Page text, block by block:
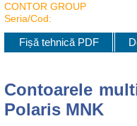
CONTOR GROUP
Seria/Cod:
Fișă tehnică PDF
Contoarele
Polaris MNK